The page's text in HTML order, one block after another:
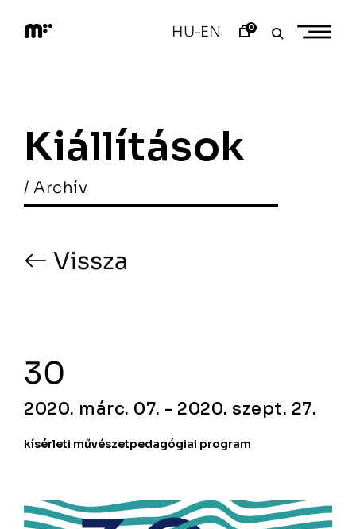
content
r
HU–EN 0
Kiállítások
/ Archív
Vissza
30
2020. márc. 07. - 2020. szept. 27.
kísérleti művészetpedagógiai program